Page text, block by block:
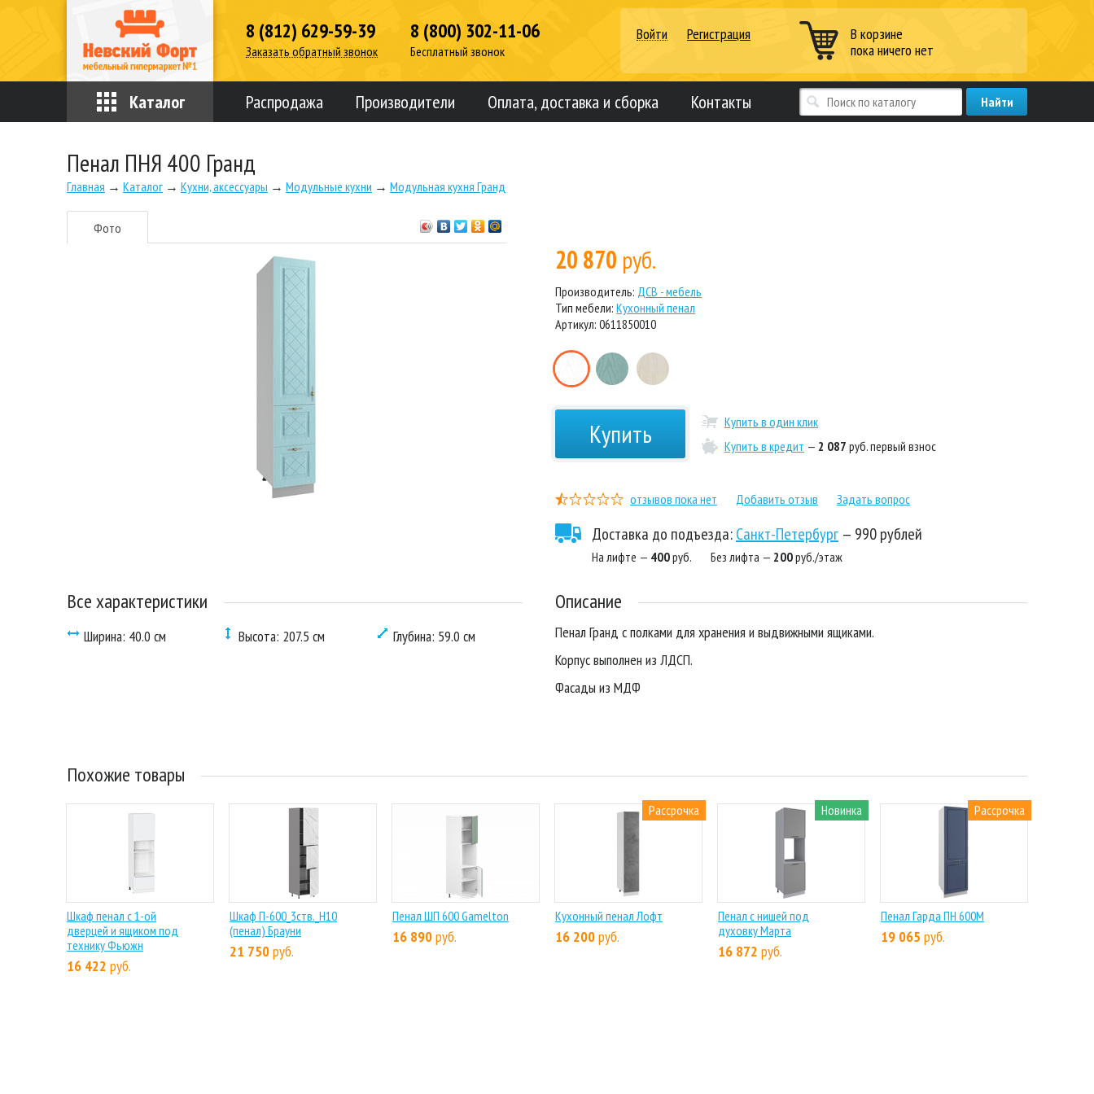
8 (812) 629-59-39
Заказать обратный звонок
8 (800) 302-11-06
Бесплатный звонок
Войти Регистрация
В корзине
пока ничего нет
Каталог Распродажа Производители Оплата, доставка и сборка Контакты
Пенал ПНЯ 400 Гранд
Главная → Каталог → Кухни, аксессуары → Модульные кухни → Модульная кухня Гранд
Фото
20 870 руб.
Производитель: ДСВ - мебель
Тип мебели: Кухонный пенал
Артикул: 0611850010
Купить
Купить в один клик
Купить в кредит — 2 087 руб. первый взнос
отзывов пока нет Добавить отзыв Задать вопрос
Доставка до подъезда:Санкт-Петербург — 990 рублей
На лифте — 400руб. Без лифта — 200руб./этаж
Все характеристики
Ширина: 40.0 см Высота: 207.5 см Глубина: 59.0 см
Описание
Пенал Гранд с полками для хранения и выдвижными ящиками.
Корпус выполнен из ЛДСП.
Фасады из МДФ
Похожие товары
Шкаф пенал с 1-ой
дверцей и ящиком под
технику Фьюжн
16 422 руб.
Шкаф П-600_3ств._H10
(пенал) Брауни
21 750руб.
Пенал ШП 600 Gamelton
16 890руб.
Рассрочка
Кухонный пенал Лофт
16 200руб.
Новинка
Пенал с нишей под
духовку Марта
16 872 руб.
Рассрочка
Пенал Гарда ПН 600М
19 065 руб.